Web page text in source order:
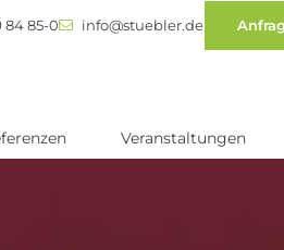
84 85-0 info@stuebler.de
Veranstaltungen